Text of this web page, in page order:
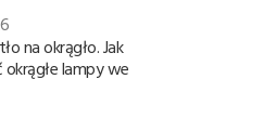
na okrągło. Jak
lampy we